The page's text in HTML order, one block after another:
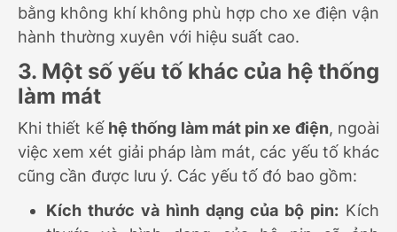
bằng không khí không phù hợp cho xe điện vận
hành thường xuyên với hiệu suất cao.
3. Một số yếu tố khác của hệ thống
làm mát
Khi thiết kế hệ thống làm mát pin xe điện, ngoài
việc xem xét giải pháp làm mát, các yếu tố khác
cũng cần được lưu ý. Các yếu tố đó bao gồm:
Kích thước và hình dạng của bộ pin: Kích